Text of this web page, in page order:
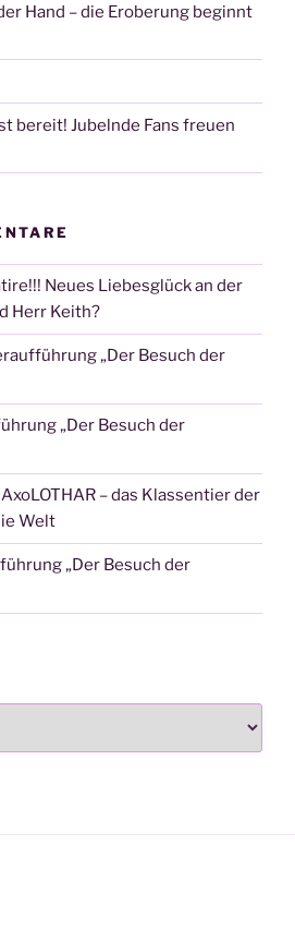
Hand – die Eroberung beginnt
bereit! Jubelnde Fans freuen
Neues Liebesglück an der
Herr Keith?
„Der Besuch der
„Der Besuch der
– das Klassentier der
Welt
„Der Besuch der